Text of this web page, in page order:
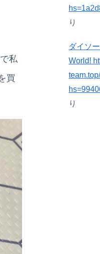
私
買
り
ダイソ
World!
り